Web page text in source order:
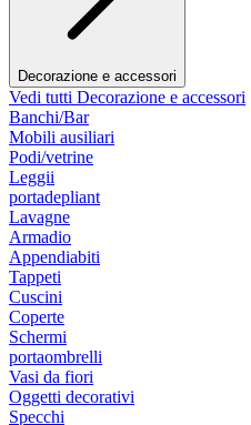
Decorazione e accessori
Vedi tutti Decorazione e accessori
Banchi/Bar
Mobili ausiliari
Podi/vetrine
Leggii
portadepliant
Lavagne
Armadio
Appendiabiti
Tappeti
Cuscini
Coperte
Schermi
portaombrelli
Vasi da fiori
Oggetti decorativi
Specchi